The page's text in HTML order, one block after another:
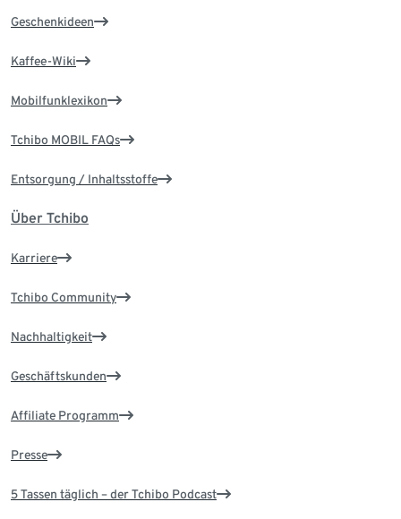
Geschenkideen
Kaffee-Wiki
Mobilfunklexikon
Tchibo MOBIL FAQs
Entsorgung / Inhaltsstoffe
Über Tchibo
Karriere
Tchibo Community
Nachhaltigkeit
Geschäftskunden
Affiliate Programm
Presse
5 Tassen täglich – der Tchibo Podcast